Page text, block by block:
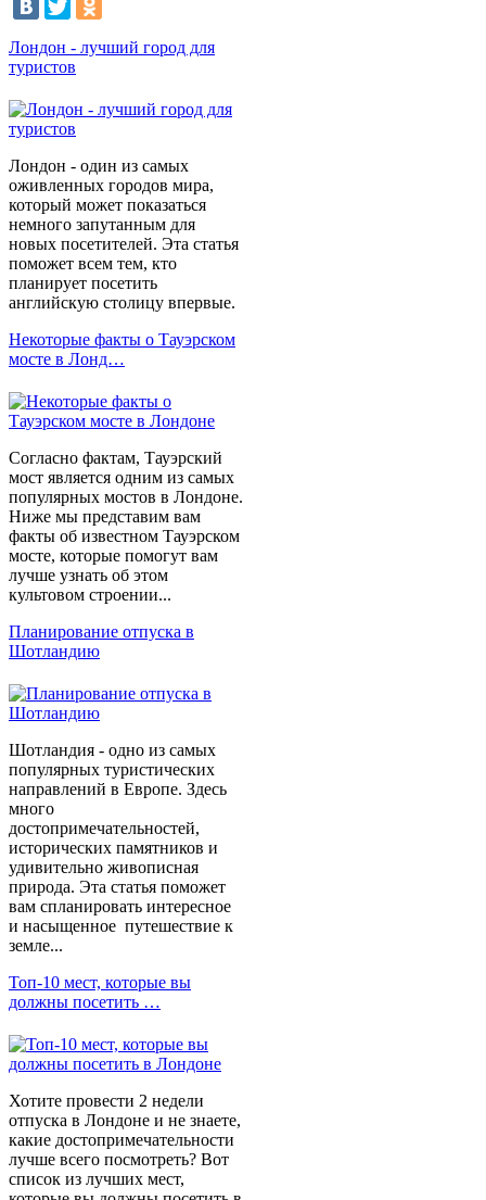
Лондон - лучший город для
туристов
Лондон - один из самых
оживленных городов мира,
который может показаться
немного запутанным для
новых посетителей. Эта статья
поможет всем тем, кто
планирует посетить
английскую столицу впервые.
Некоторые факты о Тауэрском
мосте в Лонд…
Согласно фактам, Тауэрский
мост является одним из самых
популярных мостов в Лондоне.
Ниже мы представим вам
факты об известном Тауэрском
мосте, которые помогут вам
лучше узнать об этом
культовом строении...
Планирование отпуска в
Шотландию
Шотландия - одно из самых
популярных туристических
направлений в Европе. Здесь
много
достопримечательностей,
исторических памятников и
удивительно живописная
природа. Эта статья поможет
вам спланировать интересное
и насыщенное путешествие к
земле...
Топ-10 мест, которые вы
должны посетить …
Хотите провести 2 недели
отпуска в Лондоне и не знаете,
какие достопримечательности
лучше всего посмотреть? Вот
список из лучших мест,